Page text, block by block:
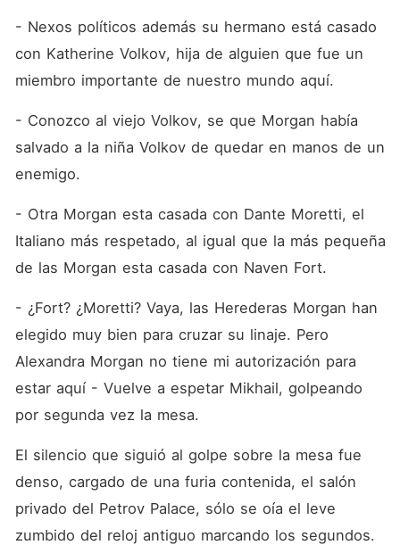
- Nexos políticos además su hermano está casado
con Katherine Volkov, hija de alguien que fue un
miembro importante de nuestro mundo aquí.
- Conozco al viejo Volkov, se que Morgan había
salvado a la niña Volkov de quedar en manos de un
enemigo.
- Otra Morgan esta casada con Dante Moretti, el
Italiano más respetado, al igual que la más pequeña
de las Morgan esta casada con Naven Fort.
- ¿Fort? ¿Moretti? Vaya, las Herederas Morgan han
elegido muy bien para cruzar su linaje. Pero
Alexandra Morgan no tiene mi autorización para
estar aquí - Vuelve a espetar Mikhail, golpeando
por segunda vez la mesa.
El silencio que siguió al golpe sobre la mesa fue
denso, cargado de una furia contenida, el salón
privado del Petrov Palace, sólo se oía el leve
zumbido del reloj antiguo marcando los segundos.